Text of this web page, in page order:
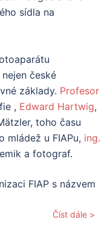
sídla na
české
základy. Profesor
, Edward Hartwig,
toho času
mládež u FIAPu, ing.
a fotograf.
FIAP s názvem
Číst dále >